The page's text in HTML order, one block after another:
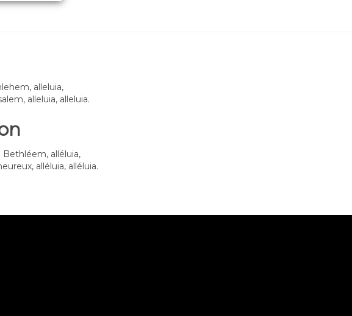
alleluia,
alleluia, alleluia.
alléluia,
alléluia, alléluia.